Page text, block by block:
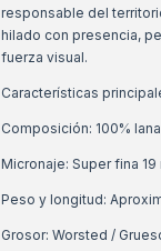
responsable del
hilado con presencia,
fuerza visual.
Características
Composición: 100%
Micronaje: Super fina
Peso y longitud:
Grosor: Worsted /